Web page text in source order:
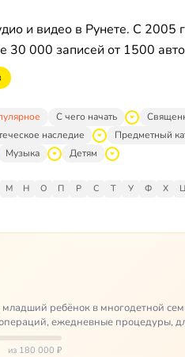
и видео в Рунете. С 2005
000 записей от 1500
С чего начать
наследие
Предметный
Музыка Детям
М Н О П Р С Т У Ф Х
ребёнок в многодетной
ежедневные процедуры,
из 180 000 ₽